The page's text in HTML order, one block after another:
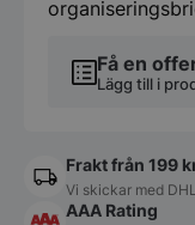
Få en
Lägg till i
Frakt från 199
Vi skickar med DHL
AAA Rating